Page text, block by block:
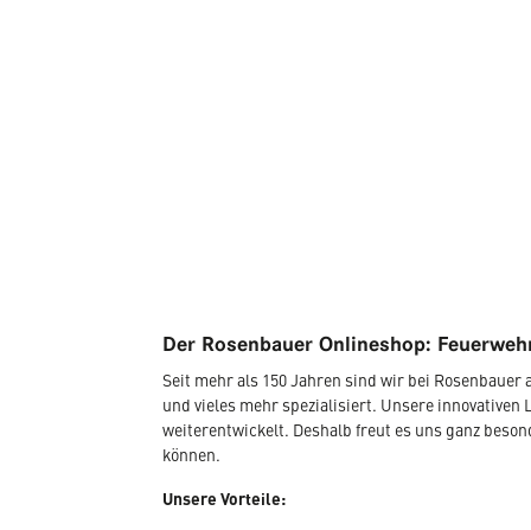
Der Rosenbauer Onlineshop:
Seit mehr als 150 Jahren sind wir bei
und vieles mehr spezialisiert. Unsere
weiterentwickelt. Deshalb freut es uns ganz
können.
Unsere Vorteile: